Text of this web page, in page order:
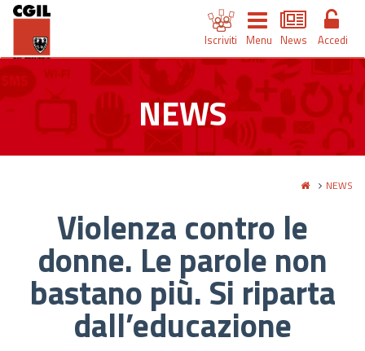
Iscriviti Menu News Accedi
NEWS
NEWS
Violenza contro le
donne. Le parole non
bastano più. Si riparta
dall’educazione